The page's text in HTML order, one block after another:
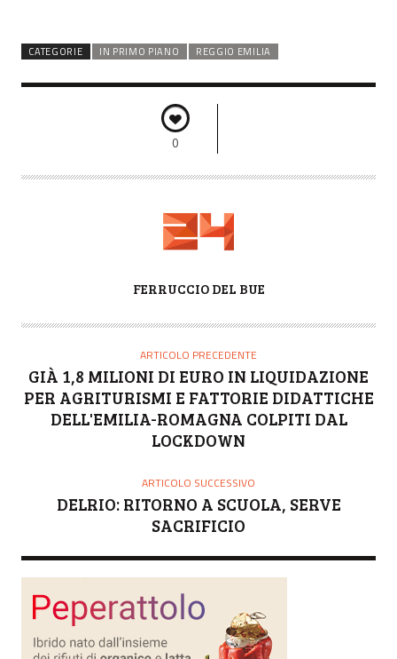
CATEGORIE IN PRIMO PIANO REGGIO EMILIA
0
T
R
E
FERRUCCIO DEL BUE
ARTICOLO PRECEDENTE
GIÀ 1,8 MILIONI DI EURO IN LIQUIDAZIONE
PER AGRITURISMI E FATTORIE DIDATTICHE
DELL'EMILIA-ROMAGNA COLPITI DAL
LOCKDOWN
ARTICOLO SUCCESSIVO
DELRIO: RITORNO A SCUOLA, SERVE
SACRIFICIO